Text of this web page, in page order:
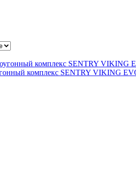
комплекс SENTRY VIKING